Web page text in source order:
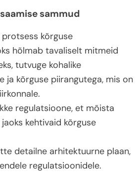
sammud
kõrguse
hõlmab tavaliselt mitmeid
tutvuge kohalike
ja kõrguse piirangutega, mis on
regulatsioone, et mõista
kehtivaid kõrguse
detailne arhitektuurne plaan,
regulatsioonidele.